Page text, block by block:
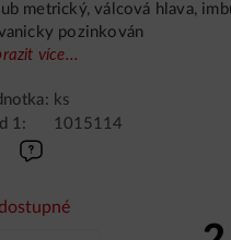
metrický, válcová hlava,
pozinkován
více...
ks
1:
1015114